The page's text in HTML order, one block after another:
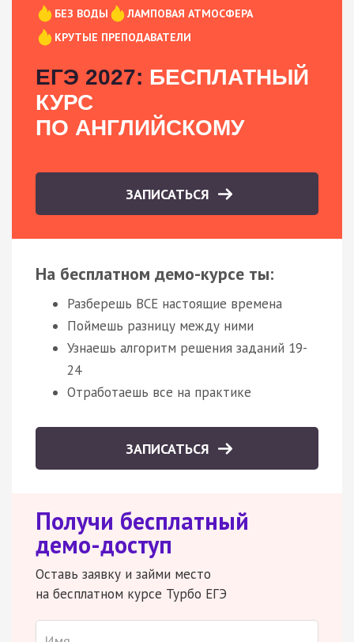
БЕЗ ВОДЫ
ЛАМПОВАЯ АТМОСФЕРА
КРУТЫЕ ПРЕПОДАВАТЕЛИ
ЕГЭ 2027: БЕСПЛАТНЫЙ
КУРС
ПО АНГЛИЙСКОМУ
ЗАПИСАТЬСЯ
На бесплатном демо-курсе ты:
Разберешь ВСЕ настоящие времена
Поймешь разницу между ними
Узнаешь алгоритм решения заданий 19-
24
Отработаешь все на практике
ЗАПИСАТЬСЯ
Получи бесплатный
демо-доступ
Оставь заявку и займи место
на бесплатном курсе Турбо ЕГЭ